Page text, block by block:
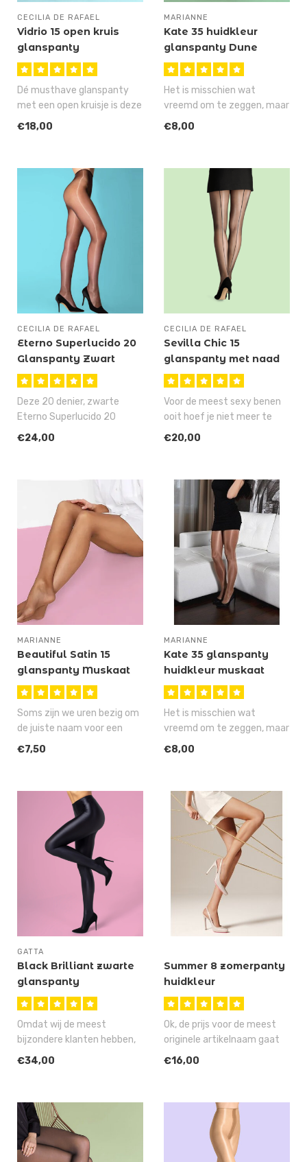
CECILIA DE RAFAEL
Vidrio 15 open kruis
glanspanty
Dé musthave glanspanty
met een open kruisje is deze
Vidrio 15 glanspanty van Ce..
€18,00
MARIANNE
Kate 35 huidkleur
glanspanty Dune
Het is misschien wat
vreemd om te zeggen, maar
de Kate is stiekem onze
€8,00
CECILIA DE RAFAEL
Eterno Superlucido 20
Glanspanty Zwart
Deze 20 denier, zwarte
Eterno Superlucido 20
glanspanty heeft zo
€24,00
CECILIA DE RAFAEL
Sevilla Chic 15
glanspanty met naad
Voor de meest sexy benen
ooit hoef je niet meer te
sporten, niet meer te lijnen ..
€20,00
MARIANNE
Beautiful Satin 15
glanspanty Muskaat
Soms zijn we uren bezig om
de juiste naam voor een
artikel te verzinnen, maar
€7,50
MARIANNE
Kate 35 glanspanty
huidkleur muskaat
Het is misschien wat
vreemd om te zeggen, maar
deze Kate 35 is stiekem
€8,00
GATTA
Black Brilliant zwarte
glanspanty
Omdat wij de meest
bijzondere klanten hebben,
hebben we speciaal voor
€34,00
Summer 8 zomerpanty
huidkleur
Ok, de prijs voor de meest
originele artikelnaam gaat
dit jaar wederom niet naar..
€16,00